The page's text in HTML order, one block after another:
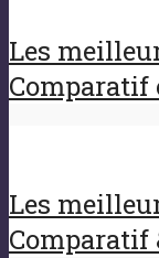
Les
Comparatif
Les
Comparatif